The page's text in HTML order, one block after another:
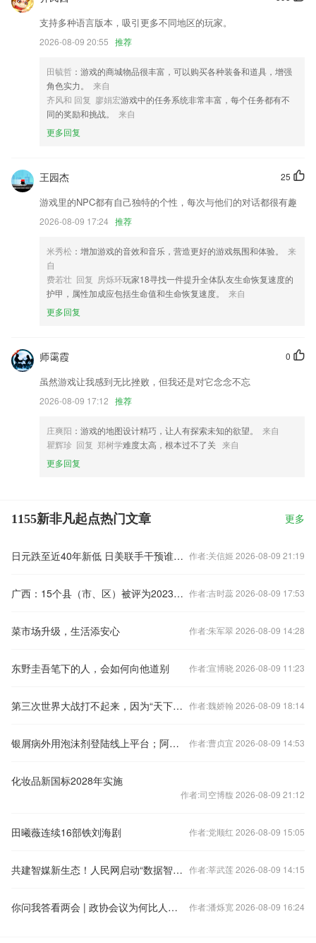
【界面优化】首页本地圈发现窗界面丰富，更多内容供您探索
用户检验优化
优化网络请求操作，修复部分手机消耗电量快的问题
【酒店】暑期带娃游，酒店提前订，专享6折。
水印信息添加海拔
联系我们
以上就是1155新非凡起点的介绍，如果您喜欢这款软件，您可以到应用
商店进行打分评论，说出您的使用经历，以帮助我们更好的对产品进行优
支持多种语言版本，吸引更多不同地区的玩家。
2026-08-09 20:55 推荐
田毓哲 ：游戏的商城物品很丰富，可以购买各种装备和道具，增强
角色实力。
来自
齐风和 回复 廖娟宏游戏中的任务系统非常丰富，每个任务都有不
同的奖励和挑战。
来自
更多回复
25
王园杰
游戏里的NPC都有自己独特的个性，每次与他们的对话都很有趣
2026-08-09 17:24 推荐
米秀松 ：增加游戏的音效和音乐，营造更好的游戏氛围和体验。
来
自
费若壮 回复 房烁环玩家18寻找一件提升全体队友生命恢复速度的
护甲，属性加成应包括生命值和生命恢复速度。
来自
更多回复
0
师霭霞
虽然游戏让我感到无比挫败，但我还是对它念念不忘
2026-08-09 17:12 推荐
庄爽阳 ：游戏的地图设计精巧，让人有探索未知的欲望。
来自
瞿辉珍 回复 郑树学难度太高，根本过不了关 来自
更多回复
1155新非凡起点热门文章 更多
日元跌至近40年新低 日美联手干预谁也不敢先松手 作者:关信姬 2026-08-09 21:19
广西：15个县（市、区）被评为2023年度耕地保护激励县 作者:吉时蕊 2026-08-09 17:53
菜市场升级，生活添安心 作者:朱军翠 2026-08-09 14:28
东野圭吾笔下的人，会如何向他道别 作者:宣博晓 2026-08-09 11:23
第三次世界大战打不起来，因为“天下大乱，形势大好” 作者:魏娇翰 2026-08-09 18:14
银屑病外用泡沫剂登陆线上平台；阿斯利康与石药集团成立合资公司 作者:曹贞宜 2026-08-09 14:53
化妆品新国标2028年实施
作者:司空博馥 2026-08-09 21:12
田曦薇连续16部铁刘海剧 作者:党顺红 2026-08-09 15:05
共建智媒新生态！人民网启动“数据智能伙伴计划” 作者:莘武莲 2026-08-09 14:15
你问我答看两会 | 政协会议为何比人大会议提前召开？ 作者:潘烁宽 2026-08-09 16:24